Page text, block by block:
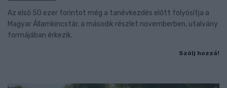
Az első 50 ezer forintot még a tanévkezdés előtt folyósítja a
Magyar Államkincstár, a második részlet novemberben, utalvány
formájában érkezik.
Szólj hozzá!